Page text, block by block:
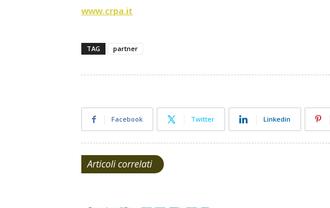
www.crpa.it
TAG partner
Facebook Twitter Linkedin
Articoli correlati